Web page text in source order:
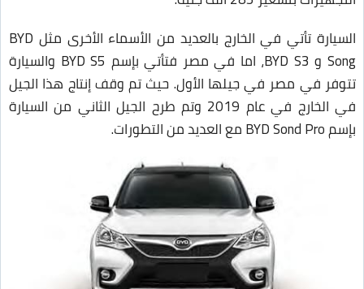
السيارة تأتي في الخارج بالعديد من الأسماء الأخرى مثل BYD
Song و BYD S3، اما في مصر فتأتي بإسم BYD S5 والسيارة
تتوفر في مصر في جيلها الأول. حيث تم وقف إنتاج هذا الجيل
في الخارج في عام 2019 وتم طرح الجيل الثاني من السيارة
بإسم BYD Sond Pro مع العديد من التطورات.